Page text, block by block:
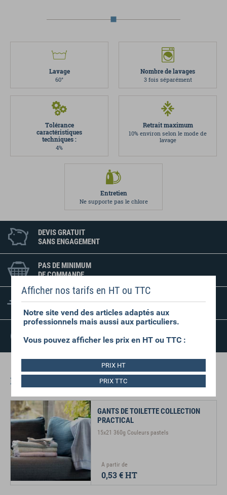
Lavage
60°
Nombre de lavages
3 fois séparément
Tolérance
caractéristiques
techniques :
4%
Retrait maximum
10% environ selon le mode de
lavage
Entretien
Ne supporte pas le chlore
DEVIS GRATUIT
SANS ENGAGEMENT
PAS DE MINIMUM
DE COMMANDE
RÉDUITS
REMBOURSÉ
Dans la même gamme
GANTS DE TOILETTE COLLECTION
PRACTICAL
15x21 360g Couleurs pastels
A partir de
0,53 €HT
Afficher nos tarifs en HT ou TTC
Notre site vend des articles adaptés aux
professionnels mais aussi aux particuliers.
Vous pouvez afficher les prix en HT ou TTC :
PRIX HT
PRIX TTC